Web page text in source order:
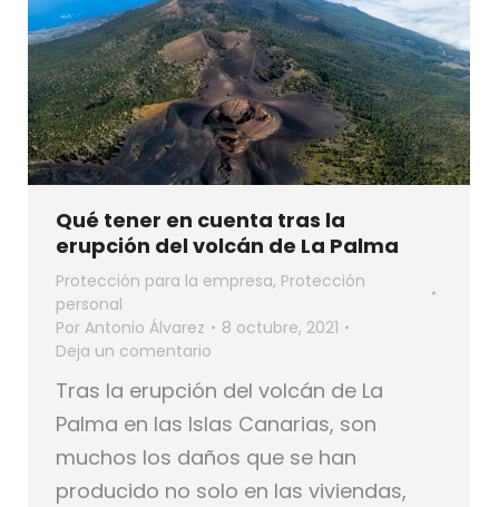
Qué tener en cuenta tras la
erupción del volcán de La Palma
Protección para la empresa, Protección
personal
Por Antonio Álvarez
8 octubre, 2021
Deja un comentario
Tras la erupción del volcán de La
Palma en las Islas Canarias, son
muchos los daños que se han
producido no solo en las viviendas,